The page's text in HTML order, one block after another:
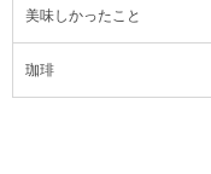
美味しかったこと
珈琲